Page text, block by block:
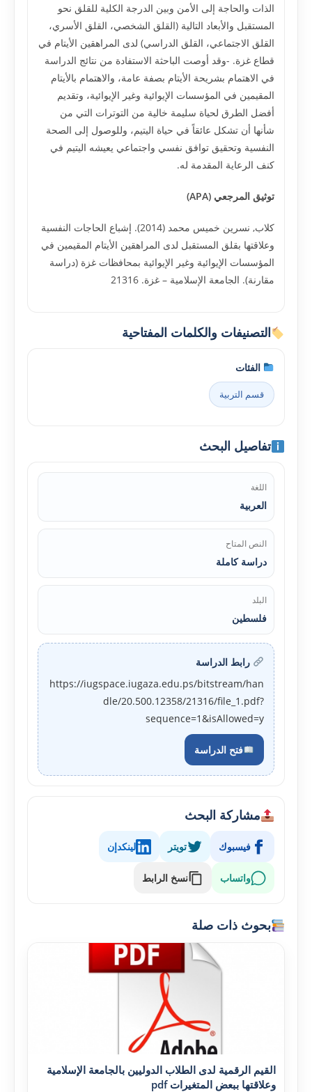
الذات والحاجة إلى الأمن وبين الدرجة الكلية للقلق نحو
المستقبل والأبعاد التالية (القلق الشخصي، القلق الأسري،
القلق الاجتماعي، القلق الدراسي) لدى المراهقين الأيتام في
قطاع غزة. -وقد أوصت الباحثة الاستفادة من نتائج الدراسة
في الاهتمام بشريحة الأيتام بصفة عامة، والاهتمام بالأيتام
المقيمين في المؤسسات الإيوائية وغير الإيوائية، وتقديم
أفضل الطرق لحياة سليمة خالية من التوترات التي من
شأنها أن تشكل عائقاً في حياة اليتيم، وللوصول إلى الصحة
النفسية وتحقيق توافق نفسي واجتماعي يعيشه اليتيم في
كنف الرعاية المقدمة له.
توثيق المرجعي (APA)
كلاب, نسرين خميس محمد (2014). إشباع الحاجات النفسية
وعلاقتها بقلق المستقبل لدى المراهقين الأيتام المقيمين في
المؤسسات الإيوائية وغير الإيوائية بمحافظات غزة (دراسة
مقارنة). الجامعة الإسلامية – غزة. 21316
التصنيفات والكلمات المفتاحية
الفئات
قسم التربية
تفاصيل البحث
اللغة
العربية
النص المتاح
دراسة كاملة
البلد
فلسطين
رابط الدراسة
https://iugspace.iugaza.edu.ps/bitstream/han
dle/20.500.12358/21316/file_1.pdf?
sequence=1&isAllowed=y
فتح الدراسة
مشاركة البحث
فيسبوك تويتر لينكدإن
واتساب نسخ الرابط
بحوث ذات صلة
القيم الرقمية لدى الطلاب الدوليين بالجامعة الإسلامية
وعلاقتها ببعض المتغيرات pdf